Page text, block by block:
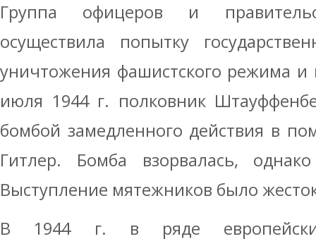
Группа офицеров и
осуществила попытку
уничтожения фашистского режима
июля 1944 г. полковник
бомбой замедленного действия в
Гитлер. Бомба взорвалась,
Выступление мятежников было
В 1944 г. в ряде